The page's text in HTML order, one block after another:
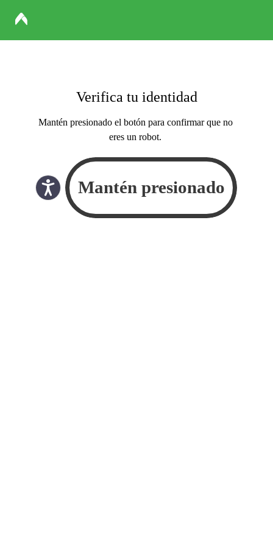
Verifica tu identidad
Mantén presionado el botón para confirmar que no
eres un robot.